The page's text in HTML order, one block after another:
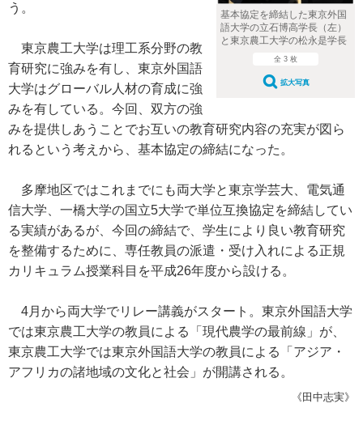
基本協定を締結した東京外国
語大学の立石博高学長（左）
と東京農工大学の松永是学長
全 3 枚
拡大写真
う。
東京農工大学は理工系分野の教
育研究に強みを有し、東京外国語
大学はグローバル人材の育成に強
みを有している。今回、双方の強
みを提供しあうことでお互いの教育研究内容の充実が図ら
れるという考えから、基本協定の締結になった。
多摩地区ではこれまでにも両大学と東京学芸大、電気通
信大学、一橋大学の国立5大学で単位互換協定を締結してい
る実績があるが、今回の締結で、学生により良い教育研究
を整備するために、専任教員の派遣・受け入れによる正規
カリキュラム授業科目を平成26年度から設ける。
4月から両大学でリレー講義がスタート。東京外国語大学
では東京農工大学の教員による「現代農学の最前線」が、
東京農工大学では東京外国語大学の教員による「アジア・
アフリカの諸地域の文化と社会」が開講される。
《田中志実》